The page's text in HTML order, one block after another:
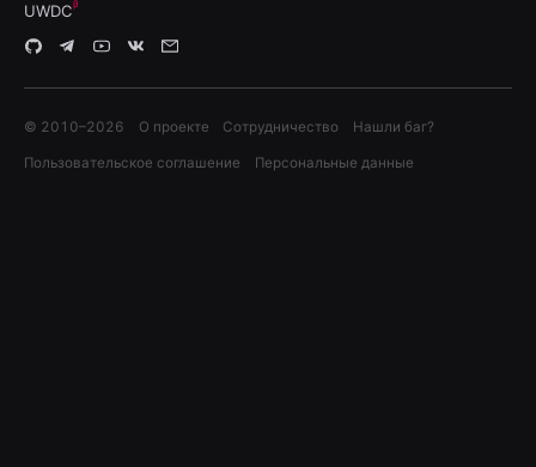
UWDC
© 2010–2026 О проекте Сотрудничество Нашли баг?
Пользовательское соглашение Персональные данные